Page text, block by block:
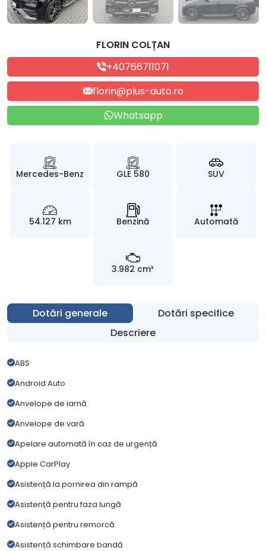
FLORIN COLȚAN
+40766711071
florin@plus-auto.ro
Whatsapp
Mercedes-Benz GLE 580 SUV
54.127 km Benzină Automată
3.982 cm³
Dotări generale
Dotări specifice
Descriere
ABS
Android Auto
Anvelope de iarnă
Anvelope de vară
Apelare automată în caz de urgență
Apple CarPlay
Asistență la pornirea din rampă
Asistență pentru faza lungă
Asistență pentru remorcă
Asistență schimbare bandă